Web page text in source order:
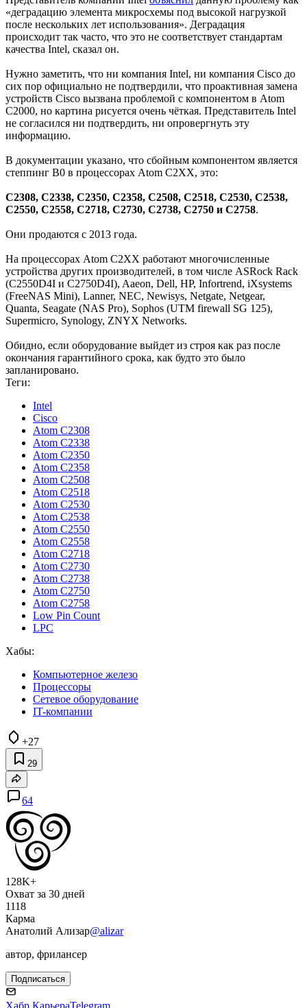
«деградацию элемента микросхемы под высокой нагрузкой
после нескольких лет использования». Деградация
происходит так часто, что это не соответствует стандартам
качества Intel, сказал он.
Нужно заметить, что ни компания Intel, ни компания Cisco до
сих пор официально не подтвердили, что проактивная замена
устройств Cisco вызвана проблемой с компонентом в Atom
С2000, но картина рисуется очень чёткая. Представитель Intel
не согласился ни подтвердить, ни опровергнуть эту
информацию.
В документации указано, что сбойным компонентом является
степпинг B0 в процессорах Atom C2XX, это:
C2308, C2338, C2350, C2358, C2508, C2518, C2530, C2538,
C2550, C2558, C2718, C2730, C2738, C2750 и C2758.
Они продаются с 2013 года.
На процессорах Atom C2XX работают многочисленные
устройства других производителей, в том числе ASRock Rack
(C2550D4I и C2750D4I), Aaeon, Dell, HP, Infortrend, iXsystems
(FreeNAS Mini), Lanner, NEC, Newisys, Netgate, Netgear,
Quanta, Seagate (NAS Pro), Sophos (UTM firewall SG 125),
Supermicro, Synology, ZNYX Networks.
Обидно, если оборудование выйдет из строя как раз после
окончания гарантийного срока, как будто это было
запланировано.
Теги:
Intel
Cisco
Atom C2308
Atom C2338
Atom C2350
Atom C2358
Atom C2508
Atom C2518
Atom C2530
Atom C2538
Atom C2550
Atom C2558
Atom C2718
Atom C2730
Atom C2738
Atom C2750
Atom C2758
Low Pin Count
LPC
Хабы:
Компьютерное железо
Процессоры
Сетевое оборудование
IT-компании
+27
29
64
128K+
Охват за 30 дней
1118
Карма
Анатолий Ализар@alizar
автор, фрилансер
Подписаться
Хабр КарьераTelegram